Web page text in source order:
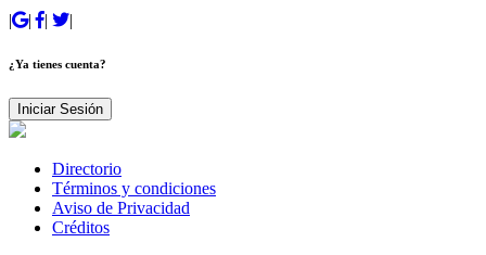
| | | |
¿Ya tienes cuenta?
Iniciar Sesión
Directorio
Términos y condiciones
Aviso de Privacidad
Créditos